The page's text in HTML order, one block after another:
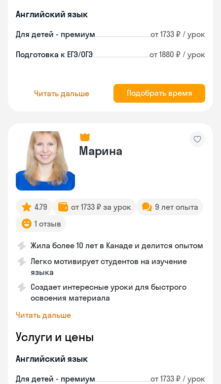
Английский язык
Для детей - премиум от 1733 ₽ / урок
Подготовка к ЕГЭ/ОГЭ от 1880 ₽ / урок
Читать дальше Подобрать время
Марина
4.79 от 1733 ₽ за урок
9 лет опыта
1 отзыв
Жила более 10 лет в Канаде и делится опытом
Легко мотивирует студентов на изучение
языка
Создает интересные уроки для быстрого
освоения материала
Читать дальше
Услуги и цены
Английский язык
Для детей - премиум от 1733 ₽ / урок